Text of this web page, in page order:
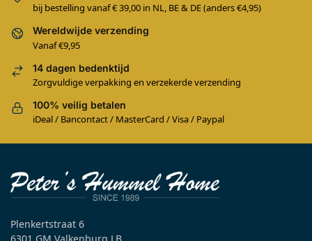
bij bestelling vanaf € 39,00 in NL, BE & DE (anders €4,95)
Wereldwijde verzending
Vanaf €9,95
14 dagen bedenktijd
Zorgvuldige verpakking en verzekerde verzending
100% veilig betalen
iDeal / Bancontact / MasterCard / Visa / Paypal
Plenkertstraat 6